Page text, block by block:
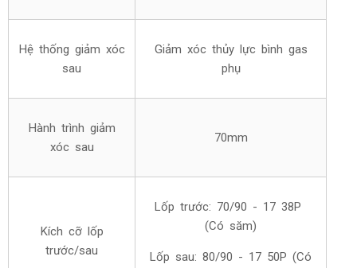
Hệ thống giảm xóc
sau
Giảm xóc thủy lực bình gas
phụ
Hành trình giảm
xóc sau
70mm
Kích cỡ lốp
trước/sau
Lốp trước: 70/90 - 17 38P
(Có săm)
Lốp sau: 80/90 - 17 50P (Có